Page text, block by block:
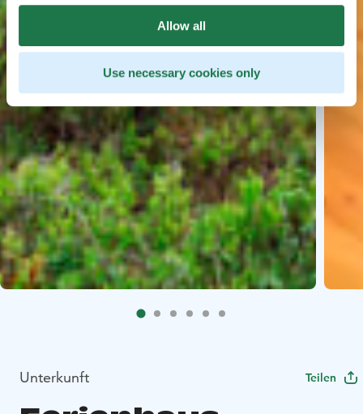
Allow all
Use necessary cookies only
Unterkunft Teilen